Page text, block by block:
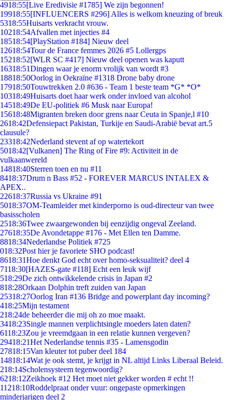
4918:55[Live Eredivisie #1785] We zijn begonnen!
19918:55[INFLUENCERS #296] Alles is welkom kneuzing of breuk
5318:55Huisarts verkracht vrouw.
10218:54Afvallen met injecties #4
18518:54[PlayStation #184] Nieuw deel
12618:54Tour de France femmes 2026 #5 Lollergps
15218:52[WLR SC #417] Nieuw deel openen was kaputt
16318:51Dingen waar je enorm vrolijk van wordt #3
18818:50Oorlog in Oekraïne #1318 Drone baby drone
17918:50Touwtrekken 2.0 #636 - Team 1 beste team *G* *O*
10318:49Huisarts doet haar werk onder invloed van alcohol
14518:49De EU-politiek #6 Musk naar Europa!
15618:48Migranten breken door grens naar Ceuta in Spanje,l #10
2618:42Defensiepact Pakistan, Turkije en Saudi-Arabië bevat art.5
clausule?
23318:42Nederland stevent af op watertekort
5018:42[Vulkanen] The Ring of Fire #9: Activiteit in de
vulkaanwereld
14818:40Sterren toen en nu #11
8418:37Drum n Bass #52 - FOREVER MARCUS INTALEX &
APEX..
22618:37Russia vs Ukraine #91
5018:37OM-Teamleider met kinderporno is oud-directeur van twee
basisscholen
2518:36Twee zwaargewonden bij eenzijdig ongeval Zeeland.
27618:35De Avondetappe #176 - Met Ellen ten Damme.
8818:34Nederlandse Politiek #725
018:32Post hier je favoriete SHO podcast!
8618:31Hoe denkt God echt over homo-seksualiteit? deel 4
7118:30[HAZES-gate #118] Echt een leuk wijf
518:29De zich ontwikkelende crisis in Japan #2
818:28Orkaan Dolphin treft zuiden van Japan
25318:27Oorlog Iran #136 Bridge and powerplant day incoming?
418:25Mijn testament
218:24de beheerder die mij oh zo moe maakt.
3418:23Single mannen verplichtsingle moeders laten daten?
6118:23Zou je vreemdgaan in een relatie kunnen vergeven?
29418:21Het Nederlandse tennis #35 - Lamensgodin
27818:15Van kleuter tot puber deel 184
14818:14Wat je ook stemt, je krijgt in NL altijd Links Liberaal Beleid.
218:14Scholensysteem tegenwoordig?
6218:12Zeikhoek #12 Het moet niet gekker worden # echt !!
11218:10Roddelpraat onder vuur: ongepaste opmerkingen
minderjarigen deel 2